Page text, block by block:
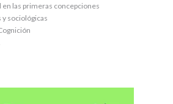
en las primeras concepciones
y sociológicas